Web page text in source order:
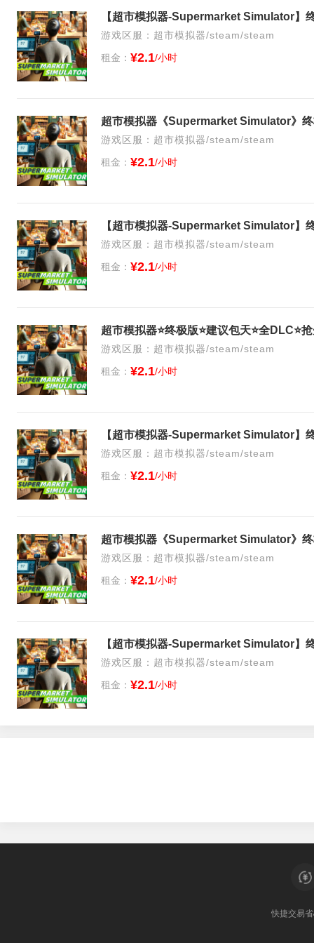
【超市模拟器-Supermarket Simulator】
游戏区服：超市模拟器/steam/steam
租金： ¥2.1/小时
超市模拟器《Supermarket Simulator》
游戏区服：超市模拟器/steam/steam
租金： ¥2.1/小时
【超市模拟器-Supermarket Simulator】
游戏区服：超市模拟器/steam/steam
租金： ¥2.1/小时
超市模拟器⭐终极版⭐建议包天⭐全DLC⭐
游戏区服：超市模拟器/steam/steam
租金： ¥2.1/小时
【超市模拟器-Supermarket Simulator】
游戏区服：超市模拟器/steam/steam
租金： ¥2.1/小时
超市模拟器《Supermarket Simulator》
游戏区服：超市模拟器/steam/steam
租金： ¥2.1/小时
【超市模拟器-Supermarket Simulator】
游戏区服：超市模拟器/steam/steam
租金： ¥2.1/小时
快捷交易